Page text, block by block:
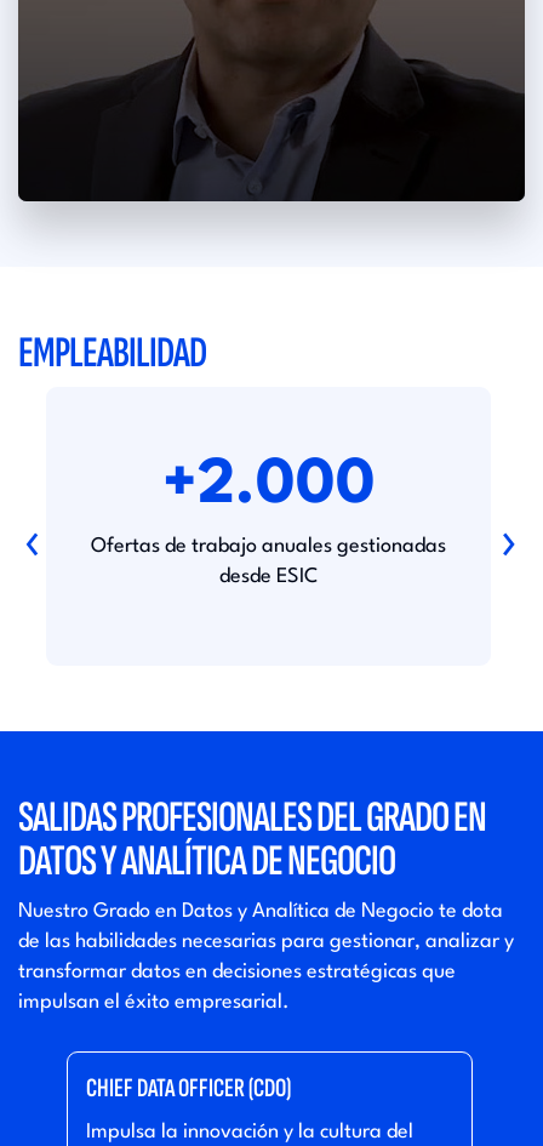
EMPLEABILIDAD
+2.000
Ofertas de trabajo anuales gestionadas
desde ESIC
‹ ›
SALIDAS PROFESIONALES DEL GRADO EN
DATOS Y ANALÍTICA DE NEGOCIO
Nuestro Grado en Datos y Analítica de Negocio te dota
de las habilidades necesarias para gestionar, analizar y
transformar datos en decisiones estratégicas que
impulsan el éxito empresarial.
CHIEF DATA OFFICER (CDO)
Impulsa la innovación y la cultura del